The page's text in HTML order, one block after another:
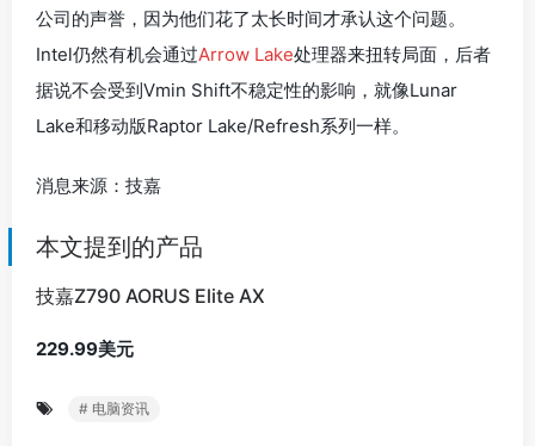
公司的声誉，因为他们花了太长时间才承认这个问题。
Intel仍然有机会通过Arrow Lake处理器来扭转局面，后者
据说不会受到Vmin Shift不稳定性的影响，就像Lunar
Lake和移动版Raptor Lake/Refresh系列一样。
消息来源：技嘉
本文提到的产品
技嘉Z790 AORUS Elite AX
229.99美元
# 电脑资讯